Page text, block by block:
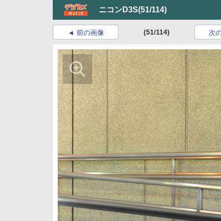
ニコンD3S(51/114)
前の画像 (51/114) 次